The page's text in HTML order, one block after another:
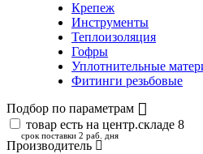
Крепеж
Инструменты
Теплоизоляция
Гофры
Уплотнительные
Фитинги резьбовые
Подбор по параметрам
товар есть на центр.складе 8
срок поставки 2 раб. дня
Производитель